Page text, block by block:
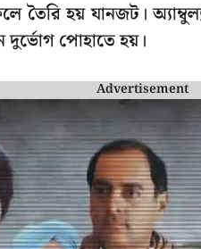
তৈরি হয় যানজট।
দুর্ভোগ পোহাতে হয়।
Advertisement